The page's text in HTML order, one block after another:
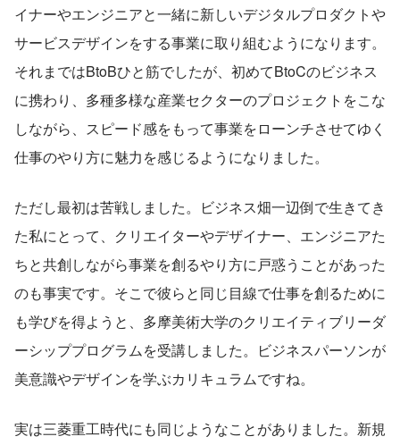
イナーやエンジニアと一緒に新しいデジタルプロダクトや
サービスデザインをする事業に取り組むようになります。
それまではBtoBひと筋でしたが、初めてBtoCのビジネス
に携わり、多種多様な産業セクターのプロジェクトをこな
しながら、スピード感をもって事業をローンチさせてゆく
仕事のやり方に魅力を感じるようになりました。
ただし最初は苦戦しました。ビジネス畑一辺倒で生きてき
た私にとって、クリエイターやデザイナー、エンジニアた
ちと共創しながら事業を創るやり方に戸惑うことがあった
のも事実です。そこで彼らと同じ目線で仕事を創るために
も学びを得ようと、多摩美術大学のクリエイティブリーダ
ーシッププログラムを受講しました。ビジネスパーソンが
美意識やデザインを学ぶカリキュラムですね。
実は三菱重工時代にも同じようなことがありました。新規